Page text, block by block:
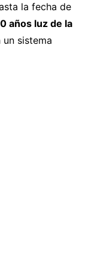
la fecha de
años luz de la
un sistema